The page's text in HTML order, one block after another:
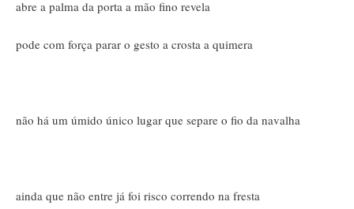
abre a palma da porta a mão fino revela
pode com força parar o gesto a crosta a quimera
não há um úmido único lugar que separe o fio da navalha
ainda que não entre já foi risco correndo na fresta